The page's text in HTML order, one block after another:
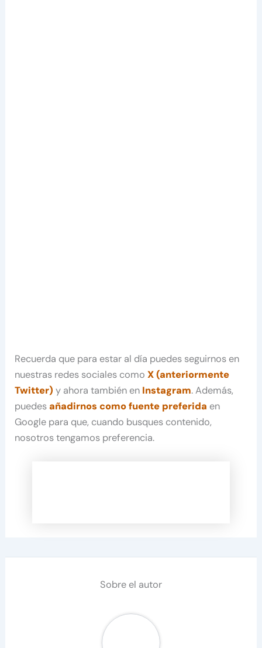
Recuerda que para estar al día puedes seguirnos en
nuestras redes sociales comoX (anteriormente
Twitter) y ahora también en Instagram. Además,
puedesañadirnos como fuente preferida en
Google para que, cuando busques contenido,
nosotros tengamos preferencia.
Sobre el autor